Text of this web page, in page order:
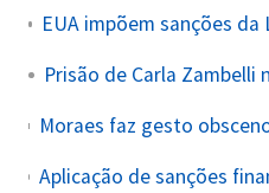
Prisão de Carla Zambelli